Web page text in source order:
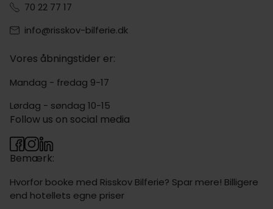
70 22 77 17
info@risskov-bilferie.dk
Vores åbningstider er:
Mandag - fredag 9-17
Lørdag - søndag 10-15
Bemærk:
Hvorfor booke med Risskov Bilferie? Spar mere! Billigere
end hotellets egne priser
Follow us on social media